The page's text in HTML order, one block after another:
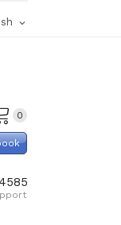
expand_more
0